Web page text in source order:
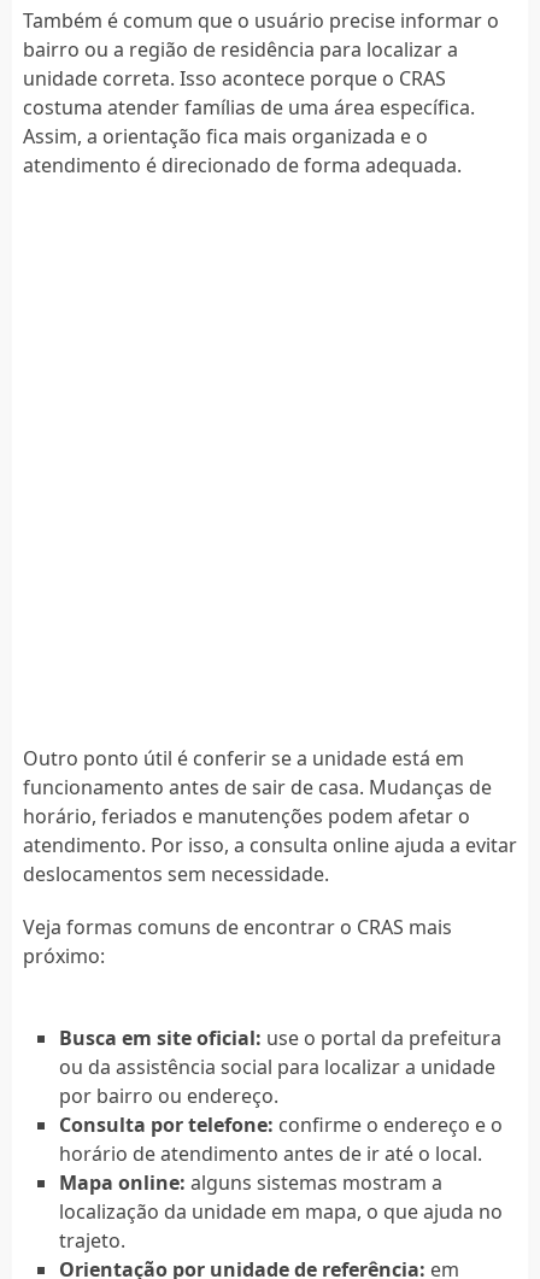
Também é comum que o usuário precise informar o
bairro ou a região de residência para localizar a
unidade correta. Isso acontece porque o CRAS
costuma atender famílias de uma área específica.
Assim, a orientação fica mais organizada e o
atendimento é direcionado de forma adequada.
Outro ponto útil é conferir se a unidade está em
funcionamento antes de sair de casa. Mudanças de
horário, feriados e manutenções podem afetar o
atendimento. Por isso, a consulta online ajuda a evitar
deslocamentos sem necessidade.
Veja formas comuns de encontrar o CRAS mais
próximo:
Busca em site oficial: use o portal da prefeitura
ou da assistência social para localizar a unidade
por bairro ou endereço.
Consulta por telefone: confirme o endereço e o
horário de atendimento antes de ir até o local.
Mapa online: alguns sistemas mostram a
localização da unidade em mapa, o que ajuda no
trajeto.
Orientação por unidade de referência: em